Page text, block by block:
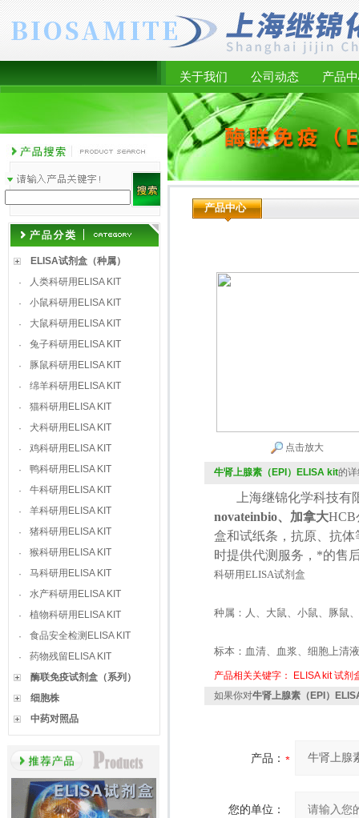
关于我们 公司动态 产品
ELISA试剂盒（种属）
·
人类科研用ELISA KIT
·
小鼠科研用ELISA KIT
·
大鼠科研用ELISA KIT
·
兔子科研用ELISA KIT
·
豚鼠科研用ELISA KIT
·
绵羊科研用ELISA KIT
·
猫科研用ELISA KIT
·
犬科研用ELISA KIT
·
鸡科研用ELISA KIT
·
鸭科研用ELISA KIT
·
牛科研用ELISA KIT
·
羊科研用ELISA KIT
·
猪科研用ELISA KIT
·
猴科研用ELISA KIT
·
马科研用ELISA KIT
·
水产科研用ELISA KIT
·
植物科研用ELISA KIT
·
食品安全检测ELISA KIT
·
药物残留ELISA KIT
酶联免疫试剂盒（系列）
细胞株
中药对照品
产品中心
点击放大
牛肾上腺素（EPI）ELISA kit的
上海继锦化学科技有
novateinbio、加拿大HCB
盒和试纸条，抗原、抗
时提供代测服务，*的售
科研用ELISA试剂盒
种属：人、大鼠、小鼠、豚鼠
标本：血清、血浆、细胞上清
产品相关关键字： ELISA kit 试剂
如果你对牛肾上腺素（EPI）
产品：
您的单位：